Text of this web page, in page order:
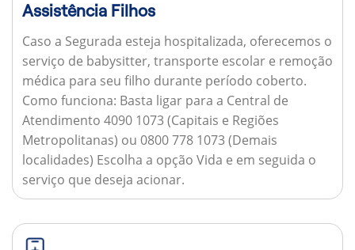
Assistência Filhos
Caso a Segurada esteja hospitalizada, oferecemos o
serviço de babysitter, transporte escolar e remoção
médica para seu filho durante período coberto.
Como funciona: Basta ligar para a Central de
Atendimento 4090 1073 (Capitais e Regiões
Metropolitanas) ou 0800 778 1073 (Demais
localidades) Escolha a opção Vida e em seguida o
serviço que deseja acionar.